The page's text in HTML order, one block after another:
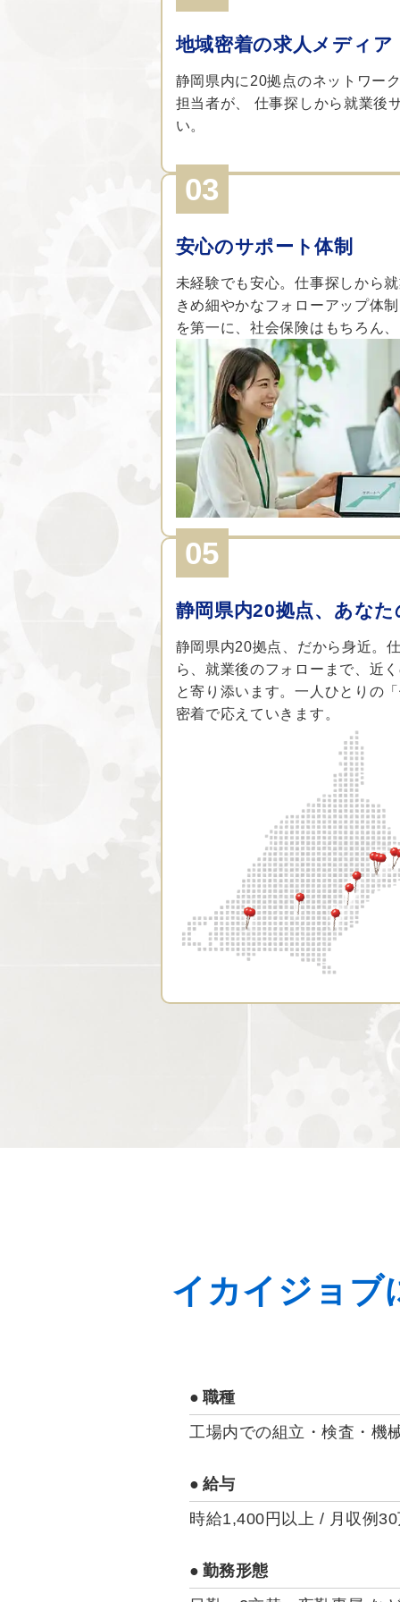
地域密着の求人メディア
静岡県内に20拠点のネットワー
担当者が、 仕事探しから就業後
い。
03
安心のサポート体制
未経験でも安心。仕事探しから
きめ細やかなフォローアップ体
を第一に、社会保険はもちろん
05
静岡県内20拠点、あな
静岡県内20拠点、だから身近。
ら、就業後のフォローまで、近
と寄り添います。一人ひとりの
密着で応えていきます。
イカイジョブ
職種
工場内での組立・検査・機
給与
時給1,400円以上 / 月収例
勤務形態